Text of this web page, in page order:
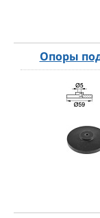
Опоры